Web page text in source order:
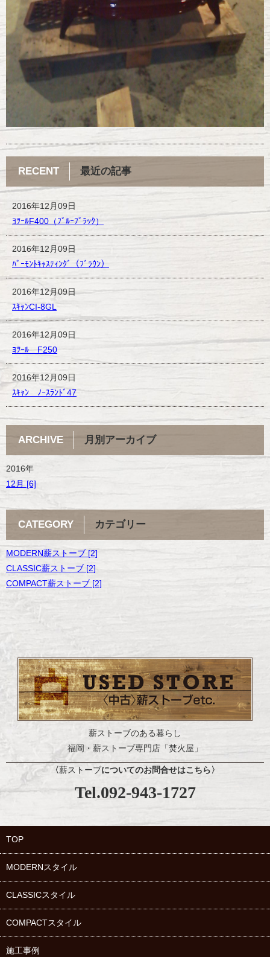
RECENT 最近の記事
2016年12月09日
ﾖﾂｰﾙF400（ﾌﾞﾙｰﾌﾞﾗｯｸ）
2016年12月09日
ﾊﾞｰﾓﾝﾄｷｬｽﾃｨﾝｸﾞ（ﾌﾞﾗｳﾝ）
2016年12月09日
ｽｷｬﾝCI-8GL
2016年12月09日
ﾖﾂｰﾙ F250
2016年12月09日
ｽｷｬﾝ ﾉｰｽﾗﾝﾄﾞ47
ARCHIVE 月別アーカイブ
2016年
12月 [6]
CATEGORY カテゴリー
MODERN薪ストーブ [2]
CLASSIC薪ストーブ [2]
COMPACT薪ストーブ [2]
薪ストーブのある暮らし
福岡・薪ストーブ専門店「焚火屋」
〈薪ストーブについてのお問合せはこちら 〉
Tel.092-943-1727
TOP
MODERNスタイル
CLASSICスタイル
COMPACTスタイル
施工事例